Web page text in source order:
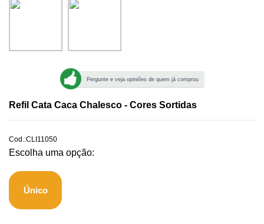
Pergunte e veja opiniões de quem já comprou
Refil Cata Caca Chalesco - Cores Sortidas
Cod.:CLI11050
Único